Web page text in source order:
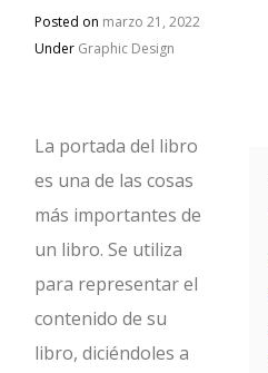
Posted on marzo 21, 2022
Under Graphic Design
La portada del libro
es una de las cosas
más importantes de
un libro. Se utiliza
para representar el
contenido de su
libro, diciéndoles a